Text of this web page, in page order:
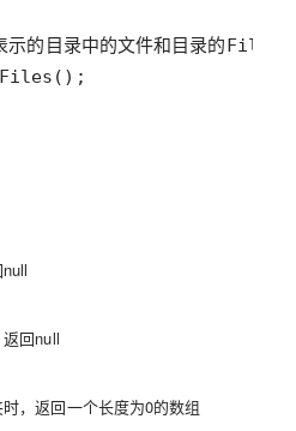
回null
，返回一个长度为0的数组